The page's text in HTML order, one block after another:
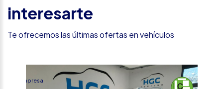
interesarte
Te ofrecemos las últimas ofertas en vehículos
Empresa